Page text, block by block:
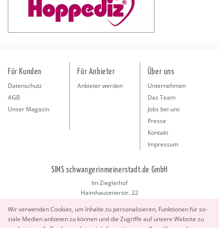
Wir ver­wen­den Coo­kies, um In­hal­te zu per­so­na­li­sie­ren, Funk­tio­nen für so­
zia­le Me­di­en an­bie­ten zu kön­nen und die Zu­grif­fe auf un­se­re Web­site zu
Für Kunden
Datenschutz
AGB
Unser Magazin
Für Anbieter
Anbieter werden
Über uns
Unternehmen
Das Team
Jobs bei uns
Presse
Kontakt
Impressum
SIMS schwangerinmeinerstadt.de GmbH
Im Zieglerhof
Haimhausenerstr. 22
info@schwangerinmeinerstadt.de